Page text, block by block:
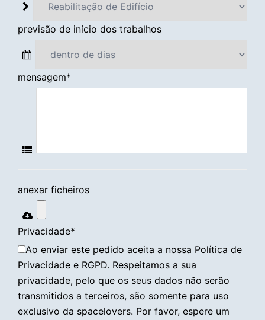
previsão de início dos trabalhos
mensagem*
anexar ficheiros
Privacidade*
Ao enviar este pedido aceita a nossa Política de
Privacidade e RGPD. Respeitamos a sua
privacidade, pelo que os seus dados não serão
transmitidos a terceiros, são somente para uso
exclusivo da spacelovers. Por favor, espere um